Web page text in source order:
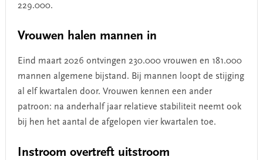
229.000.
Vrouwen halen mannen in
Eind maart 2026 ontvingen 230.000 vrouwen en 181.000
mannen algemene bijstand. Bij mannen loopt de stijging
al elf kwartalen door. Vrouwen kennen een ander
patroon: na anderhalf jaar relatieve stabiliteit neemt ook
bij hen het aantal de afgelopen vier kwartalen toe.
Instroom overtreft uitstroom